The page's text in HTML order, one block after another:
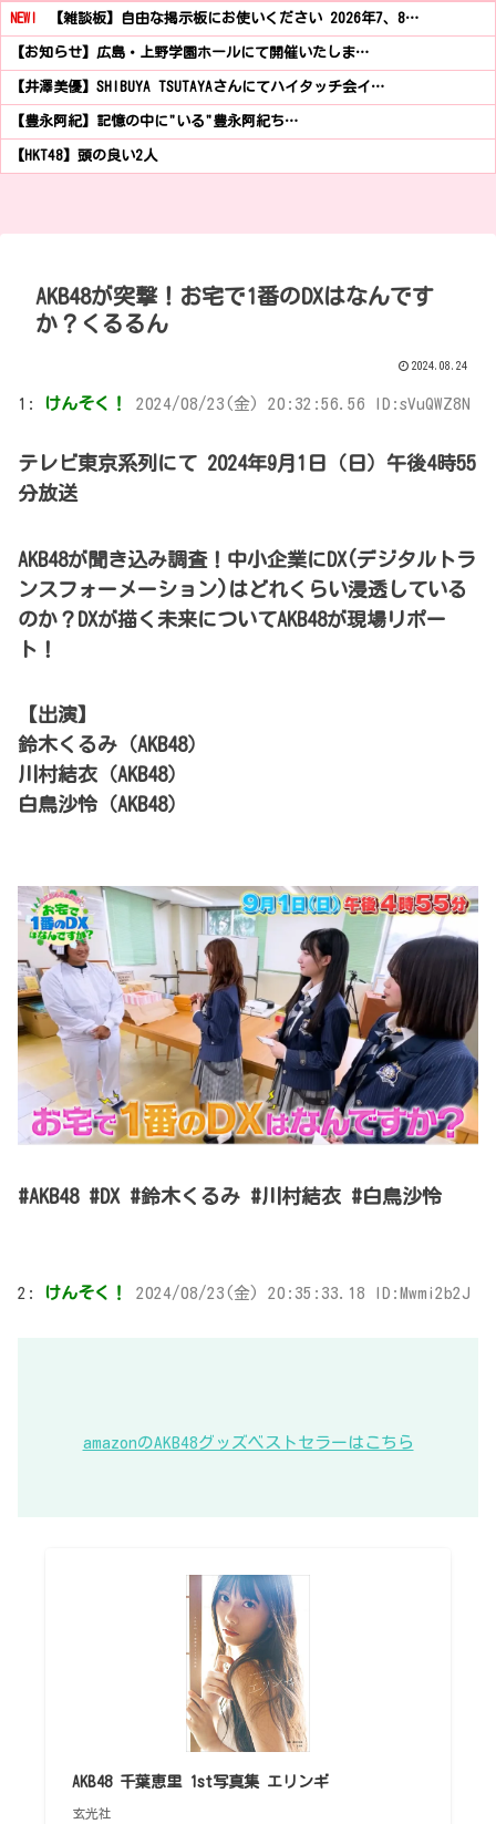
NEW! 【雑談板】自由な掲示板にお使いください 2026年7、8…
【お知らせ】広島・上野学園ホールにて開催いたしま…
【井澤美優】SHIBUYA TSUTAYAさんにてハイタッチ会イ…
【豊永阿紀】記憶の中に"いる"豊永阿紀ち…
【HKT48】頭の良い2人
AKB48が突撃！お宅で1番のDXはなんです
か？くるるん
2024.08.24
1: けんそく！ 2024/08/23(金) 20:32:56.56 ID:sVuQWZ8N
テレビ東京系列にて 2024年9月1日（日）午後4時55
分放送
AKB48が聞き込み調査！中小企業にDX(デジタルトラ
ンスフォーメーション)はどれくらい浸透している
のか？DXが描く未来についてAKB48が現場リポー
ト！
【出演】
鈴木くるみ（AKB48）
川村結衣（AKB48）
白鳥沙怜（AKB48）
#AKB48​ #DX​ #鈴木くるみ​ #川村結衣​ #白鳥沙怜
2: けんそく！ 2024/08/23(金) 20:35:33.18 ID:Mwmi2b2J
amazonのAKB48グッズベストセラーはこちら
AKB48 千葉恵里 1st写真集 エリンギ
玄光社